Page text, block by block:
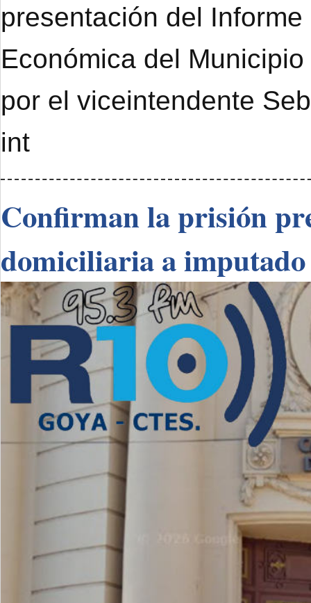
presentación del
Económica del
por el viceintendente
int
Confirman la prisión
domiciliaria a